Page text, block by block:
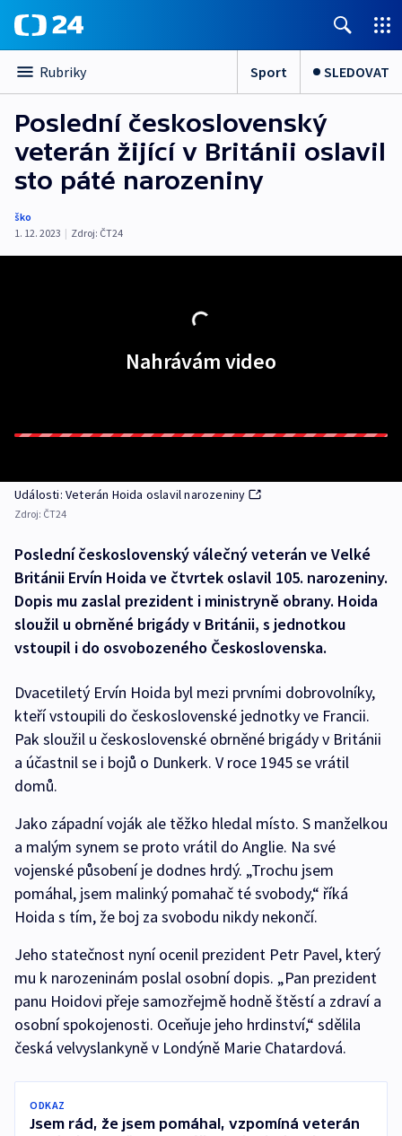
Rubriky Sport SLEDOVAT
Poslední československý
veterán žijící v Británii oslavil
sto páté narozeniny
ško
1. 12. 2023 | Zdroj: ČT24
Nahrávám video
Události: Veterán Hoida oslavil narozeniny
Zdroj: ČT24
Poslední československý válečný veterán ve Velké
Británii Ervín Hoida ve čtvrtek oslavil 105. narozeniny.
Dopis mu zaslal prezident i ministryně obrany. Hoida
sloužil u obrněné brigády v Británii, s jednotkou
vstoupil i do osvobozeného Československa.
Dvacetiletý Ervín Hoida byl mezi prvními dobrovolníky,
kteří vstoupili do československé jednotky ve Francii.
Pak sloužil u československé obrněné brigády v Británii
a účastnil se i bojů o Dunkerk. V roce 1945 se vrátil
domů.
Jako západní voják ale těžko hledal místo. S manželkou
a malým synem se proto vrátil do Anglie. Na své
vojenské působení je dodnes hrdý. „Trochu jsem
pomáhal, jsem malinký pomahač té svobody,“ říká
Hoida s tím, že boj za svobodu nikdy nekončí.
Jeho statečnost nyní ocenil prezident Petr Pavel, který
mu k narozeninám poslal osobní dopis. „Pan prezident
panu Hoidovi přeje samozřejmě hodně štěstí a zdraví a
osobní spokojenosti. Oceňuje jeho hrdinství,“ sdělila
česká velvyslankyně v Londýně Marie Chatardová.
ODKAZ
Jsem rád, že jsem pomáhal, vzpomíná veterán